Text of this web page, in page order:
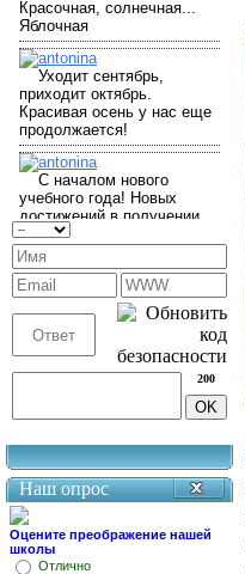
200
Наш опрос
Оцените преображение нашей
школы
Отлично